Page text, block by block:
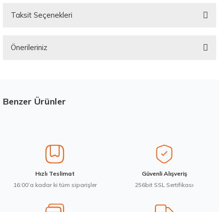
Taksit Seçenekleri
Önerileriniz
Görüş ve önerileriniz için teşekkür ederiz.
Ürün bilgilerinde hatalar bulunuyor.
Ürün fiyatı diğer sitelerden daha pahalı.
Bu ürüne benzer farklı alternatifler olmalı.
Benzer Ürünler
Waterfall 215/50R17 95W XL Unique UHP Yaz 2026
Hızlı Teslimat
16:00’a kadar ki tüm siparişler
Güvenli Alışveriş
256bit SSL Sertifikası